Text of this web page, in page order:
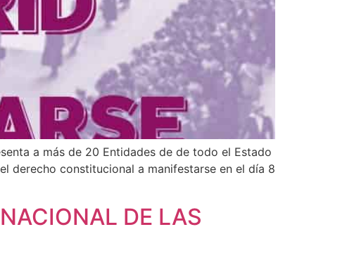
a más de 20 Entidades de de todo el Estado
derecho constitucional a manifestarse en el día 8
DE LAS